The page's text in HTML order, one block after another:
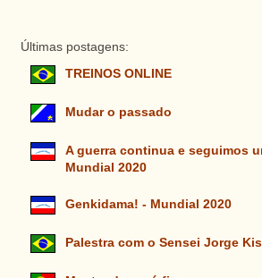
Últimas postagens:
TREINOS ONLINE
Mudar o passado
A guerra continua e seguimos
Mundial 2020
Genkidama! - Mundial 2020
Palestra com o Sensei Jorge